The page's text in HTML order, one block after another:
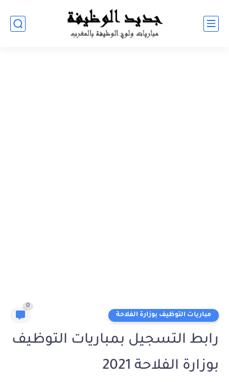
مباريات التوظيف بوزارة الفلاحة
0
رابط التسجيل بمباريات التوظيف
بوزارة الفلاحة 2021